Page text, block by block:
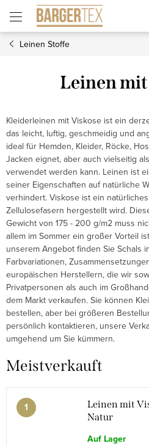
Inhalt
springen
Leinen Stoffe
Leinen
Kleiderleinen mit Viskose ist ein
das leicht, luftig, geschmeidig und
ideal für Hemden, Kleider, Röcke,
Jacken eignet, aber auch vielseitig
verwendet werden kann. Leinen ist
seiner Eigenschaften auf natürliche
verhindert. Viskose ist ein
Zellulosefasern hergestellt wird.
Gewicht von 175 - 200 g/m2 muss
allem im Sommer ein großer Vorteil
unserem Angebot finden Sie Schals
Farbvariationen,
europäischen Herstellern, die wir
Privatpersonen als auch im
dem Markt verkaufen. Sie können
bestellen, aber bei größeren
persönlich kontaktieren, unsere
umgehend um Sie kümmern.
Meistverkauft
Leinen mit
Natur
Auf Lager